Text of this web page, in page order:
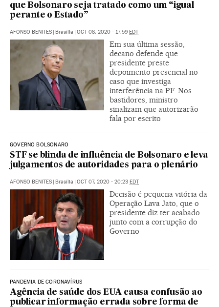
que Bolsonaro seja tratado como um “igual
perante o Estado”
AFONSO BENITES | Brasília | OCT 08, 2020 - 17:59 EDT
Em sua última sessão,
decano defende que
presidente preste
depoimento presencial no
caso que investiga
interferência na PF. Nos
bastidores, ministro
sinalizam que autorizarão
fala por escrito
GOVERNO BOLSONARO
STF se blinda de influência de Bolsonaro e leva
julgamentos de autoridades para o plenário
AFONSO BENITES | Brasília | OCT 07, 2020 - 20:23 EDT
Decisão é pequena vitória da
Operação Lava Jato, que o
presidente diz ter acabado
junto com a corrupção do
Governo
PANDEMIA DE CORONAVÍRUS
Agência de saúde dos EUA causa confusão ao
publicar informação errada sobre forma de